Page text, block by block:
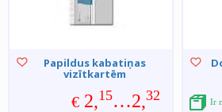
Papildus kabatiņas
vizītkartēm
€ 2,15…2,32 Ir